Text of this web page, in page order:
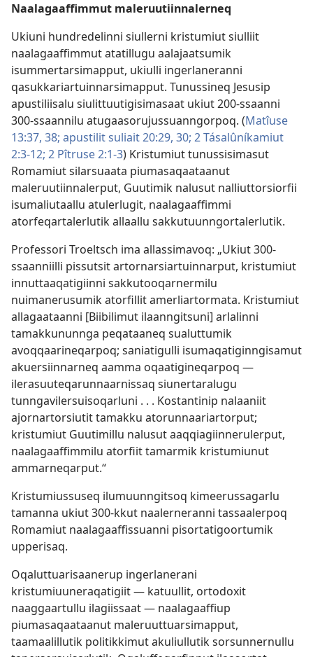
Naalagaaffimmut maleruutiinnalerneq
Ukiuni hundredelinni siullerni kristumiut siulliit
naalagaaffimmut atatillugu aalajaatsumik
isummertarsimapput, ukiulli ingerlaneranni
qasukkariartuinnarsimapput. Tunussineq Jesusip
apustiliisalu siulittuutigisimasaat ukiut 200-ssaanni
300-ssaannilu atugaasorujussuanngorpoq. (Matîuse
13:37, 38; apustilit suliait 20:29, 30; 2 Tásalûníkamiut
2:3-12; 2 Pîtruse 2:1-3) Kristumiut tunussisimasut
Romamiut silarsuaata piumasaqaataanut
maleruutiinnalerput, Guutimik nalusut nalliuttorsiorfii
isumaliutaallu atulerlugit, naalagaaffimmi
atorfeqartalerlutik allaallu sakkutuunngortalerlutik.
Professori Troeltsch ima allassimavoq: „Ukiut 300-
ssaanniilli pissutsit artornarsiartuinnarput, kristumiut
innuttaaqatigiinni sakkutooqarnermilu
nuimanerusumik atorfillit amerliartormata. Kristumiut
allagaataanni [Biibilimut ilaanngitsuni] arlalinni
tamakkununnga peqataaneq sualuttumik
avoqqaarineqarpoq; saniatigulli isumaqatiginngisamut
akuersiinnarneq aamma oqaatigineqarpoq —
ilerasuuteqarunnaarnissaq siunertaralugu
tunngavilersuisoqarluni . . . Kostantinip nalaaniit
ajornartorsiutit tamakku atorunnaariartorput;
kristumiut Guutimillu nalusut aaqqiagiinnerulerput,
naalagaaffimmilu atorfiit tamarmik kristumiunut
ammarneqarput.“
Kristumiussuseq ilumuunngitsoq kimeerussagarlu
tamanna ukiut 300-kkut naalerneranni tassaalerpoq
Romamiut naalagaaffissuanni pisortatigoortumik
upperisaq.
Oqaluttuarisaanerup ingerlanerani
kristumiuuneraqatigiit — katuullit, ortodoxit
naaggaartullu ilagiissaat — naalagaaffiup
piumasaqaataanut maleruuttuarsimapput,
taamaalillutik politikkimut akuliullutik sorsunnernullu